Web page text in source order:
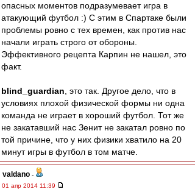
опасных моментов подразумевает игра в
атакующий футбол :) С этим в Спартаке были
проблемы ровно с тех времен, как против нас
начали играть строго от обороны.
Эффективного рецепта Карпин не нашел, это
факт.
blind_guardian , это так. Другое дело, что в
условиях плохой физической формы ни одна
команда не играет в хороший футбол. Тот же
не закатавший нас Зенит не закатал ровно по
той причине, что у них физики хватило на 20
минут игры в футбол в том матче.
valdano -
01 апр 2014 11:39